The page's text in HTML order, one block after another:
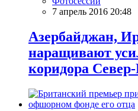
7 апрель 2016 20:48
Азербайджан,
наращивают
коридора